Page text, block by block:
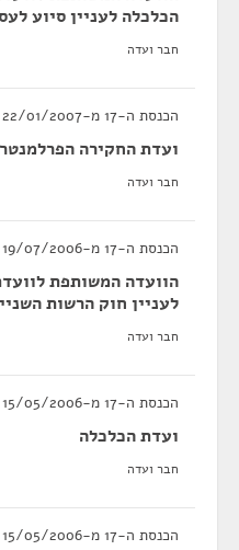
הכלכלה לעניין סיוע
חבר ועדה
הכנסת ה-17 מ-22/01/2007 עד 24/02/2009
ועדת החקירה
חבר ועדה
הכנסת ה-17 מ-19/07/2006 עד 24/02/2009
הוועדה המשותפת
לעניין חוק הרשות
חבר ועדה
הכנסת ה-17 מ-15/05/2006 עד 24/02/2009
ועדת הכלכלה
חבר ועדה
הכנסת ה-17 מ-15/05/2006 עד 29/12/2008